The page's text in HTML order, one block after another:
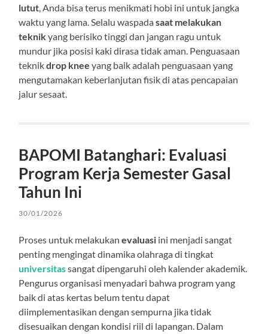
lutut, Anda bisa terus menikmati hobi ini untuk jangka
waktu yang lama. Selalu waspadasaat melakukan
teknikyang berisiko tinggi dan jangan ragu untuk
mundur jika posisi kaki dirasa tidak aman. Penguasaan
teknikdrop knee yang baik adalah penguasaan yang
mengutamakan keberlanjutan fisik di atas pencapaian
jalur sesaat.
BAPOMI Batanghari: Evaluasi
Program Kerja Semester Gasal
Tahun Ini
30/01/2026
Proses untuk melakukanevaluasi ini menjadi sangat
penting mengingat dinamika olahraga di tingkat
universitassangat dipengaruhi oleh kalender akademik.
Pengurus organisasi menyadari bahwa program yang
baik di atas kertas belum tentu dapat
diimplementasikan dengan sempurna jika tidak
disesuaikan dengan kondisi riil di lapangan. Dalam